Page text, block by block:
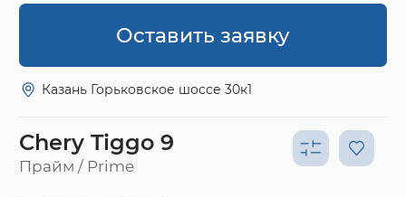
Оставить заявку
Казань Горьковское шоссе 30к1
Chery Tiggo 9
Прайм / Prime